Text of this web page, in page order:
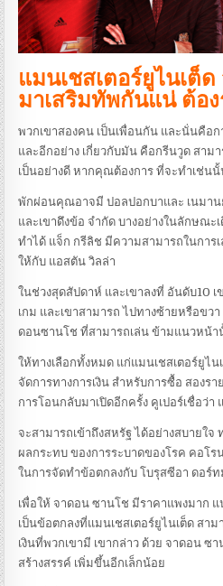
แมนเชสเตอร์ยูไนเต็ด
มาเสริมทัพกันแน่ ต้อ
พวกเขาสองคน เป็นเพื่อนกัน และนั่นคือ
และอีกอย่าง เกี่ยวกับมัน คือกรีนวูด สาม
เป็นอย่างดี หากคุณต้องการ ที่จะทำเช่น
พักผ่อนคุณอาจมี ปอลปอกบาและ เนมา
และเขาดึงข้อ จำกัด บางอย่างในลักษณ
ทำได้ แจ็ก กรีลิช มีความสามารถในการ
ให้กับ แอสตัน วิลล่า
ในช่วงสุดสัปดาห์ และเขาลงที่ อันดับ10
เกม และเขาสามารถ ไปทางซ้ายหรือขว
ดอนซานโช ที่สามารถเล่น ข้ามแนวหน้า
ให้ทางเลือกทั้งหมด แก่แมนเชสเตอร์ยูไน
จัดการทางการเงิน สำหรับการซื้อ สองร
การโอนกลับมาเปิดอีกครั้ง คูเปอร์เชื่อว่า
จะสามารถเข้าถึงสหรัฐ ได้อย่างสบายใจ
ผลกระทบ ของการระบาดของโรค คอโร
ในการจัดทำข้อตกลงกับ โบรุสซีอา ดอร์
เพื่อให้ จาดอน ซานโช มีราคาแพงมาก
เป็นข้อตกลงที่แมนเชสเตอร์ยูไนเต็ด สา
เงินที่พวกเขามี เขากล่าว ด้วย จาดอน ซ
สร้างสรรค์ เพิ่มขึ้นอีกเล็กน้อย